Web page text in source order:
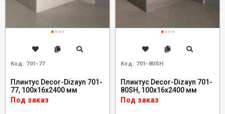
Код: 701-77
Плинтус Decor-Dizayn 701-
77, 100x16x2400 мм
Под заказ
Код: 701-80SH
Плинтус Decor-Dizayn 701-
80SH, 100x16x2400 мм
Под заказ